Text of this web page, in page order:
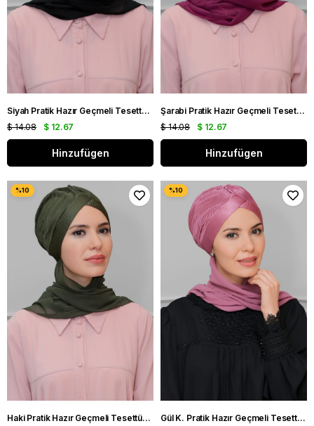
Siyah Pratik Hazır Geçmeli Tesettür Bone Fukuro Piliseli Tek Çapraz Büzgülü Şifon Atkılı 1824A_01
$ 12.67
$ 14.08
Hinzufügen
Şarabi Pratik Hazır Geçmeli Tesettür Bone Fukuro Piliseli Tek Çapraz Büzgülü Şifon Atkılı 1824A_08
$ 12.67
$ 14.08
Hinzufügen
Haki Pratik Hazır Geçmeli Tesettür Bone Fukuro Piliseli Tek Çapraz Büzgülü Şifon Atkılı 1824A_09 Gül K. Pratik Hazır Geçmeli Tesettür Bone Fukuro Piliseli Tek Çapraz Büzgülü Şifon Atkılı 1824A_18